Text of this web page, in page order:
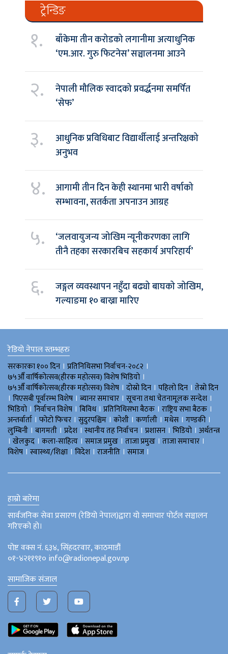
ट्रेन्डिङ
१.
बाँकेमा तीन करोडको लगानीमा अत्याधुनिक
‘एम.आर. गुरु फिटनेस’ सञ्चालनमा आउने
२.
नेपाली मौलिक स्वादको प्रवर्द्धनमा समर्पित
‘सेफ’
३.
आधुनिक प्रविधिबाट विद्यार्थीलाई अन्तरिक्षको
अनुभव
४.
आगामी तीन दिन केही स्थानमा भारी वर्षाको
सम्भावना, सतर्कता अपनाउन आग्रह
५.
‘जलवायुजन्य जोखिम न्यूनीकरणका लागि
तीनै तहका सरकारबिच सहकार्य अपरिहार्य’
६.
जङ्गल व्यवस्थापन नहुँदा बढ्यो बाघको जोखिम,
गल्याङमा १० बाख्रा मारिए
रेडियो नेपाल स्तम्भहरु
सरकारका १०० दिन । प्रतिनिधिसभा निर्वाचन-२०८२ ।
७५औँ वार्षिकोत्सव(हीरक महोत्सव) विशेष भिडियाे ।
७५औँ वार्षिकोत्सव(हीरक महोत्सव) विशेष । दोस्रो दिन । पहिलो दिन । तेस्रो दिन
। पिएसबी पूर्वारम्भ विशेष । ब्यानर समाचार । सूचना तथा चेतनामूलक सन्देश ।
भिडियाे । निर्वाचन विशेष । बिविध। प्रतिनिधिसभा बैठक । राष्ट्रिय सभा बैठक ।
अन्तर्वार्ता । फोटो फिचर । सुदुरपश्चिम । काेशी । कर्णाली । मधेस । गण्डकी ।
लुम्बिनी । बागमती । प्रदेश । स्थानीय तह निर्वाचन । प्रशासन । भिडियो । अर्थतन्त्र
। खेलकुद । कला-साहित्य । समाज प्रमुख । ताजा प्रमुख । ताजा समाचार ।
विशेष । स्वास्थ्य/शिक्षा । विदेश । राजनीति । समाज ।
हाम्रो बारेमा
सार्वजनिक सेवा प्रसारण (रेडियो नेपाल)द्वारा यो समाचार पोर्टल सञ्चालन
गरिएको हो।
पोष्ट वक्स नं. ६३४, सिंहदरवार, काठमाडौं
०१-४२११९१० info@radionepal.gov.np
सामाजिक संजाल